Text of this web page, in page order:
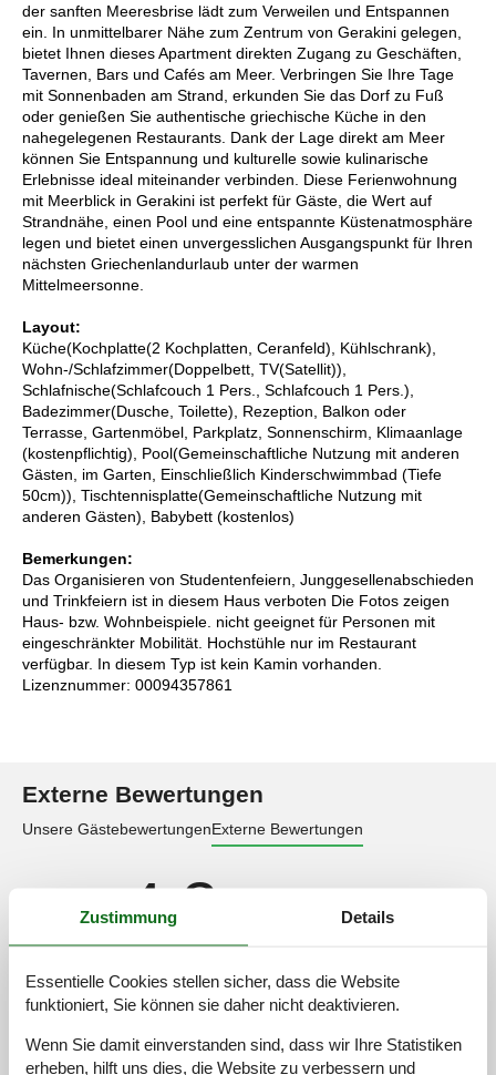
der sanften Meeresbrise lädt zum Verweilen und Entspannen
ein. In unmittelbarer Nähe zum Zentrum von Gerakini gelegen,
bietet Ihnen dieses Apartment direkten Zugang zu Geschäften,
Tavernen, Bars und Cafés am Meer. Verbringen Sie Ihre Tage
mit Sonnenbaden am Strand, erkunden Sie das Dorf zu Fuß
oder genießen Sie authentische griechische Küche in den
nahegelegenen Restaurants. Dank der Lage direkt am Meer
können Sie Entspannung und kulturelle sowie kulinarische
Erlebnisse ideal miteinander verbinden. Diese Ferienwohnung
mit Meerblick in Gerakini ist perfekt für Gäste, die Wert auf
Strandnähe, einen Pool und eine entspannte Küstenatmosphäre
legen und bietet einen unvergesslichen Ausgangspunkt für Ihren
nächsten Griechenlandurlaub unter der warmen
Mittelmeersonne.
Layout:
Küche(Kochplatte(2 Kochplatten, Ceranfeld), Kühlschrank),
Wohn-/Schlafzimmer(Doppelbett, TV(Satellit)),
Schlafnische(Schlafcouch 1 Pers., Schlafcouch 1 Pers.),
Badezimmer(Dusche, Toilette), Rezeption, Balkon oder
Terrasse, Gartenmöbel, Parkplatz, Sonnenschirm, Klimaanlage
(kostenpflichtig), Pool(Gemeinschaftliche Nutzung mit anderen
Gästen, im Garten, Einschließlich Kinderschwimmbad (Tiefe
50cm)), Tischtennisplatte(Gemeinschaftliche Nutzung mit
anderen Gästen), Babybett (kostenlos)
Bemerkungen:
Das Organisieren von Studentenfeiern, Junggesellenabschieden
und Trinkfeiern ist in diesem Haus verboten Die Fotos zeigen
Haus- bzw. Wohnbeispiele. nicht geeignet für Personen mit
eingeschränkter Mobilität. Hochstühle nur im Restaurant
verfügbar. In diesem Typ ist kein Kamin vorhanden.
Lizenznummer: 00094357861
Externe Bewertungen
Unsere GästebewertungenExterne Bewertungen
4,3
Allgemein:
God værdi for pengene! Morgenmaden var en dejlig detalje, og
Zustimmung Details
Essentielle Cookies stellen sicher, dass die Website
funktioniert, Sie können sie daher nicht deaktivieren.
Wenn Sie damit einverstanden sind, dass wir Ihre Statistiken
erheben, hilft uns dies, die Website zu verbessern und